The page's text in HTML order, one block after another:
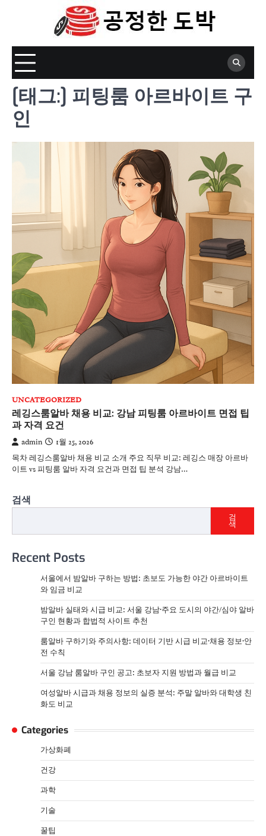
[태그:] 피팅룸 아르바이트 구
인
UNCATEGORIZED
레깅스룸알바 채용 비교: 강남 피팅룸 아르바이트 면접 팁
과 자격 요건
admin
1월 25, 2026
목차 레깅스룸알바 채용 비교 소개 주요 직무 비교: 레깅스 매장 아르바
이트 vs 피팅룸 알바 자격 요건과 면접 팁 분석 강남…
검색
검
색
Recent Posts
서울에서 밤알바 구하는 방법: 초보도 가능한 야간 아르바이트
와 임금 비교
밤알바 실태와 시급 비교: 서울 강남·주요 도시의 야간/심야 알바
구인 현황과 합법적 사이트 추천
룸알바 구하기와 주의사항: 데이터 기반 시급 비교·채용 정보·안
전 수칙
서울 강남 룸알바 구인 공고: 초보자 지원 방법과 월급 비교
여성알바 시급과 채용 정보의 실증 분석: 주말 알바와 대학생 친
화도 비교
Categories
가상화폐
건강
과학
기술
꿀팁